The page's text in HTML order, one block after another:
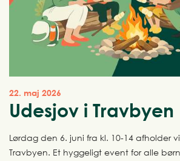
22. maj 2026
Udesjov i Travbyen
Lørdag den 6. juni fra kl. 10-14 afholder
Travbyen. Et hyggeligt event for alle